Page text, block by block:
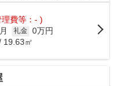
理費等：- )
礼金 0万円
19.63㎡